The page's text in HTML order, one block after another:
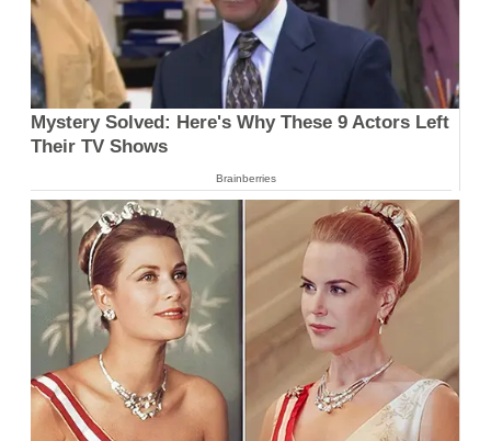
Mystery Solved: Here's Why These 9 Actors Left
Their TV Shows
Brainberries